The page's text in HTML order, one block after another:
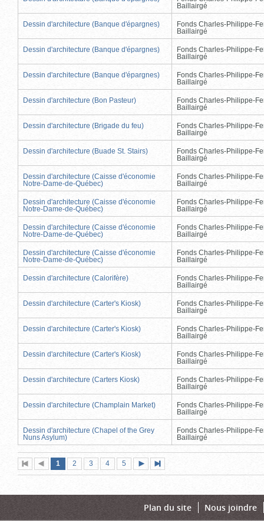
Baillairgé
Dessin d'architecture (Banque d'épargnes)
Fonds Charles-Philippe-
Baillairgé
Dessin d'architecture (Banque d'épargnes)
Fonds Charles-Philippe-
Baillairgé
Dessin d'architecture (Banque d'épargnes)
Fonds Charles-Philippe-
Baillairgé
Dessin d'architecture (Bon Pasteur)
Fonds Charles-Philippe-
Baillairgé
Dessin d'architecture (Brigade du feu)
Fonds Charles-Philippe-
Baillairgé
Dessin d'architecture (Buade St. Stairs)
Fonds Charles-Philippe-
Baillairgé
Dessin d'architecture (Caisse d'économie
Notre-Dame-de-Québec)
Fonds Charles-Philippe-
Baillairgé
Dessin d'architecture (Caisse d'économie
Notre-Dame-de-Québec)
Fonds Charles-Philippe-
Baillairgé
Dessin d'architecture (Caisse d'économie
Notre-Dame-de-Québec)
Fonds Charles-Philippe-
Baillairgé
Dessin d'architecture (Caisse d'économie
Notre-Dame-de-Québec)
Fonds Charles-Philippe-
Baillairgé
Dessin d'architecture (Calorifère)
Fonds Charles-Philippe-
Baillairgé
Dessin d'architecture (Carter's Kiosk)
Fonds Charles-Philippe-
Baillairgé
Dessin d'architecture (Carter's Kiosk)
Fonds Charles-Philippe-
Baillairgé
Dessin d'architecture (Carter's Kiosk)
Fonds Charles-Philippe-
Baillairgé
Dessin d'architecture (Carters Kiosk)
Fonds Charles-Philippe-
Baillairgé
Dessin d'architecture (Champlain Market)
Fonds Charles-Philippe-
Baillairgé
Dessin d'architecture (Chapel of the Grey
Nuns Asylum)
Fonds Charles-Philippe-
Baillairgé
Première
page
Page
précédente
Page
1 (page
actuelle)
Page
2 Page
3 Page
4 Page
5
suivante
page
Plan du site Nous joindre